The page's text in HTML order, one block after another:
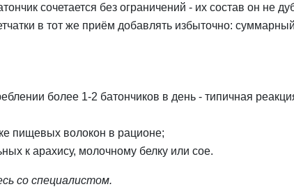
сочетается без ограничений - их состав он не
в тот же приём добавлять избыточно:
более 1-2 батончиков в день - типичная
пищевых волокон в рационе;
к арахису, молочному белку или сое.
со специалистом.